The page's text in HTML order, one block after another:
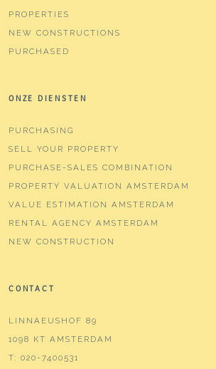
PROPERTIES
NEW CONSTRUCTIONS
PURCHASED
ONZE DIENSTEN
PURCHASING
SELL YOUR PROPERTY
PURCHASE-SALES COMBINATION
PROPERTY VALUATION AMSTERDAM
VALUE ESTIMATION AMSTERDAM
RENTAL AGENCY AMSTERDAM
NEW CONSTRUCTION
CONTACT
LINNAEUSHOF 89
1098 KT AMSTERDAM
T: 020-7400531